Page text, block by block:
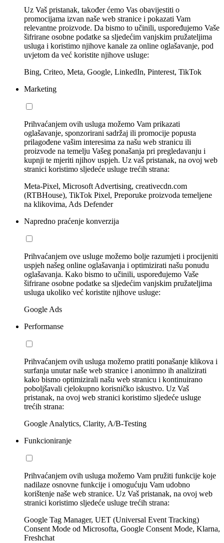
Uz Vaš pristanak, također ćemo Vas obavijestiti o
promocijama izvan naše web stranice i pokazati Vam
relevantne proizvode. Da bismo to učinili, uspoređujemo Vaše
šifrirane osobne podatke sa sljedećim vanjskim pružateljima
usluga i koristimo njihove kanale za online oglašavanje, pod
uvjetom da već koristite njihove usluge:
Bing, Criteo, Meta, Google, LinkedIn, Pinterest, TikTok
Marketing
Prihvaćanjem ovih usluga možemo Vam prikazati
oglašavanje, sponzorirani sadržaj ili promocije popusta
prilagođene vašim interesima za našu web stranicu ili
proizvode na temelju Vašeg ponašanja pri pregledavanju i
kupnji te mjeriti njihov uspjeh. Uz vaš pristanak, na ovoj web
stranici koristimo sljedeće usluge trećih strana:
Meta-Pixel, Microsoft Advertising, creativecdn.com
(RTBHouse), TikTok Pixel, Preporuke proizvoda temeljene
na klikovima, Ads Defender
Napredno praćenje konverzija
Prihvaćanjem ove usluge možemo bolje razumjeti i procijeniti
uspjeh našeg online oglašavanja i optimizirati našu ponudu
oglašavanja. Kako bismo to učinili, uspoređujemo Vaše
šifrirane osobne podatke sa sljedećim vanjskim pružateljima
usluga ukoliko već koristite njihove usluge:
Google Ads
Performanse
Prihvaćanjem ovih usluga možemo pratiti ponašanje klikova i
surfanja unutar naše web stranice i anonimno ih analizirati
kako bismo optimizirali našu web stranicu i kontinuirano
poboljšavali cjelokupno korisničko iskustvo. Uz Vaš
pristanak, na ovoj web stranici koristimo sljedeće usluge
trećih strana:
Google Analytics, Clarity, A/B-Testing
Funkcioniranje
Prihvaćanjem ovih usluga možemo Vam pružiti funkcije koje
nadilaze osnovne funkcije i omogućuju Vam udobno
korištenje naše web stranice. Uz Vaš pristanak, na ovoj web
stranici koristimo sljedeće usluge trećih strana:
Google Tag Manager, UET (Universal Event Tracking)
Consent Mode od Microsofta, Google Consent Mode, Klarna,
Freshchat